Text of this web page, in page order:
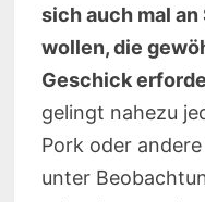
sich auch mal
wollen, die
Geschick
gelingt nahezu
Pork oder
unter